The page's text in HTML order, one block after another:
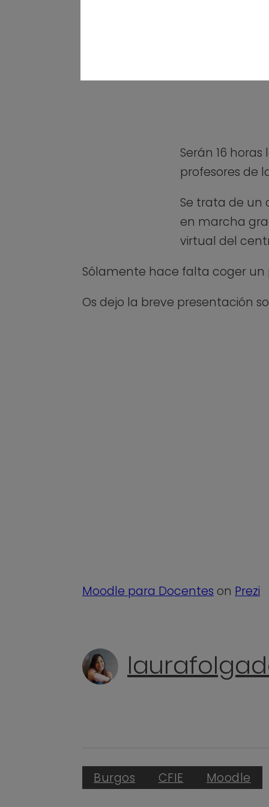
Serán 16
profesores de
Se trata de un
en marcha
virtual del
Sólamente hace falta coger un
Os dejo la breve presentación
Moodle para Docentes on Prezi
Burgos CFIE Moodle